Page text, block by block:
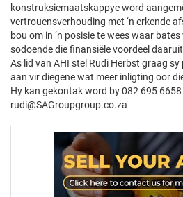
konstruksiemaatskappye word
vertrouensverhouding met ‘n erkende
bou om in ‘n posisie te wees waar
sodoende die finansiële voordeel
As lid van AHI stel Rudi Herbst graag
aan vir diegene wat meer inligting oor
Hy kan gekontak word by 082 695
rudi@SAGroupgroup.co.za